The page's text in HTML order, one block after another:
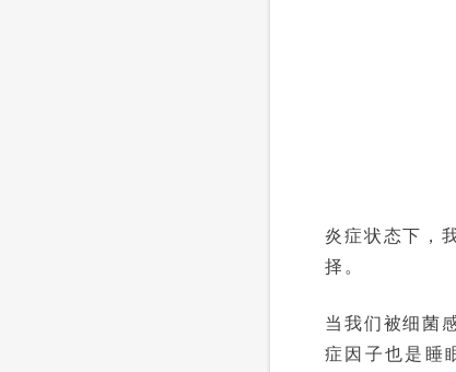
炎症状态下，
择。
当我们被细菌
症因子也是睡